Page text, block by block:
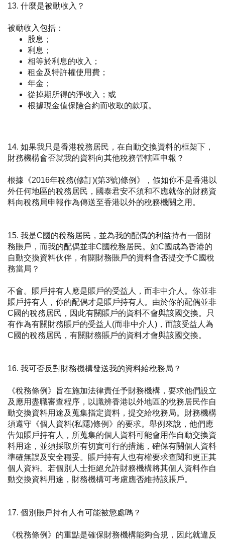
13. 什麼是被動收入？
被動收入包括：
股息；
利息；
相等於利息的收入；
租金及特許權使用費；
年金；
從掉期所得的淨收入；或
根據現金值保險合約而收取的款項。
14. 如果我只是香港稅務居民，在自動交換資料的框架下，
財務機構會否就我的資料向其他稅務管轄區申報？
根據《2016年稅務(修訂)(第3號)條例》，假如你不是香港以
外任何地區的稅務居民，國泰君安不須和不應就你的財務資
料向稅務局申報作為傳送至香港以外的稅務機關之用。
15. 我是C國的稅務居民，並為我的配偶的利益持有一個財
務賬戶，而我的配偶並非C國稅務居民。如C國成為香港的
自動交換資料伙伴，有關財務賬戶的資料會否提交予C國稅
務當局？
不會。賬戶持有人應是賬戶的受益人，而非中介人。你並非
賬戶持有人，你的配偶才是賬戶持有人。由於你的配偶並非
C國的稅務居民，因此有關賬戶的資料不會與該國交換。只
有作為有關財務賬戶的受益人(而非中介人)，而該受益人為
C國的稅務居民，有關財務賬戶的資料才會與該國交換。
16. 我可否反對財務機構發送我的資料給稅務局？
《稅務條例》旨在施加法律責任予財務機構，要求他們設立
及應用盡職審查程序，以識辨香港以外地區的稅務居民作自
動交換資料用途及蒐集指定資料，提交給稅務局。財務機構
須遵守《個人資料(私隱)條例》的要求。舉例來說，他們應
告知賬戶持有人，所蒐集的個人資料可能會用作自動交換資
料用途，並須採取所有切實可行的措施，確保有關個人資料
準確無誤及安全穩妥。賬戶持有人也有權要求查閱和更正其
個人資料。若個別人士拒絕允許財務機構將其個人資料作自
動交換資料用途，財務機構可考慮應否維持該賬戶。
17. 個別賬戶持有人有可能被懲處嗎？
《稅務條例 》的重點是確保財務機構能夠合規，因此就違反